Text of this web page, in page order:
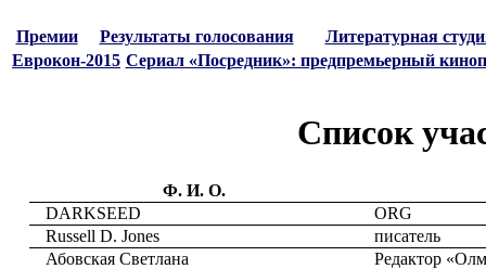
Премии Результаты голосования
Литературная
Еврокон-2015 Сериал «Посредник»: предпремьерный
Список
Ф. И. О.
DARKSEED
ORG
Russell D. Jones
писатель
Абовская Светлана
Редактор